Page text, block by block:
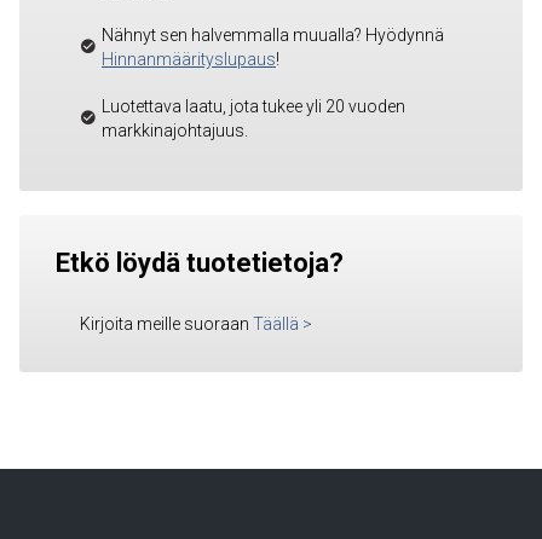
Nähnyt sen halvemmalla muualla? Hyödynnä
Hinnanmäärityslupaus!
Luotettava laatu, jota tukee yli 20 vuoden
markkinajohtajuus.
Etkö löydä tuotetietoja?
Kirjoita meille suoraan Täällä >